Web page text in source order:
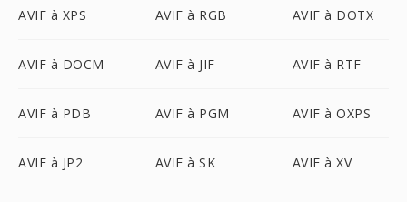
AVIF à XPS AVIF à RGB AVIF à DOTX
AVIF à DOCM AVIF à JIF AVIF à RTF
AVIF à PDB AVIF à PGM AVIF à OXPS
AVIF à JP2 AVIF à SK AVIF à XV